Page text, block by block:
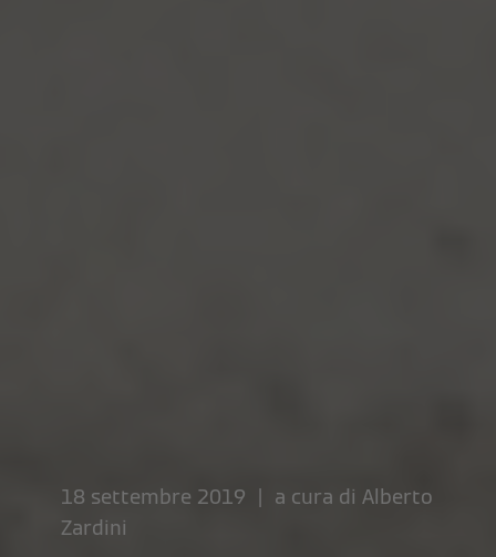
18 settembre 2019 | a cura di Alberto
Zardini